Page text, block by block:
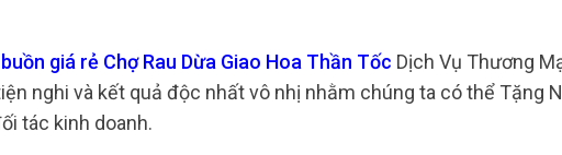
giá rẻ Chợ Rau Dừa Giao Hoa Thần Tốc Dịch Vụ Thương
nghi và kết quả độc nhất vô nhị nhằm chúng ta có thể Tặng
tác kinh doanh.